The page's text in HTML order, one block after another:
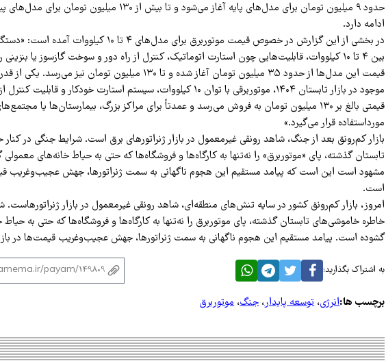
حدود ۹ میلیون تومان برای مدل‌های پایه آغاز می‌شود و تا بیش از ۱۳۰
ادامه دارد.
در بخشی از این گزارش در خصوص قیمت موتوربرق برای مدل‌های ۴ تا
بین ۴ تا ۱۰ کیلووات، قابلیت‌هایی چون استارت اتوماتیک، کنترل از راه دور و سوخت گازسوز یا
قیمت این مدل‌ها از حدود ۳۵ میلیون تومان آغاز شده و تا ۱۳۰ میلیون
موجود در بازار تابستان ۱۴۰۴، موتوربرقی با توان ۱۰ کیلووات، سیستم استارت خودکار و
قیمتی بالغ بر ۱۳۰ میلیون تومان به فروش می‌رسد و عمدتاً برای مراکز بزرگ، بیمارستان‌ها یا
مورداستفاده قرار می‌گیرد.»
بازار کم‌رونق بعد از جنگ، شاهد رونقی غیرمعمول در بازار ژنراتورهای برق است. شرایط جنگی در
تابستان گذشته، پای «موتوربرق» را نه‌تنها به کارگاه‌ها و فروشگاه‌ها که حتی به حیاط خانه‌های
مشهود است این است که پیامد مستقیم این هجوم ناگهانی به سمت ژنراتورها، جهش عجیب‌وغریب
است.
امروز، بازار کم‌رونق کشور در سایه تنش‌های منطقه‌ای، شاهد رونقی غیرمعمول در بازار ژنراتورهاست.
خاطره خاموشی‌های تابستان گذشته، پای موتوربرق را نه‌تنها به کارگاه‌ها و فروشگاه‌ها که حتی به
گشوده است. پیامد مستقیم این هجوم ناگهانی به سمت ژنراتورها، جهش عجیب‌وغریب قیمت‌ها در
به اشتراک بگذارید:
برچسب ها:انرژی،توسعه پایدار،جنگ،موتوربرق